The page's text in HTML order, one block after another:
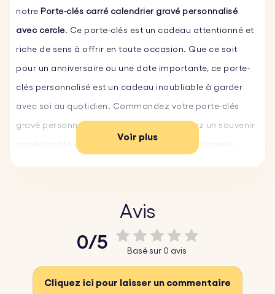
notre Porte-clés carré calendrier gravé personnalisé
avec cercle. Ce porte-clés est un cadeau attentionné et
riche de sens à offrir en toute occasion. Que ce soit
pour un anniversaire ou une date importante, ce porte-
clés personnalisé est un cadeau inoubliable à garder
avec soi au quotidien. Commandez votre porte-clés
gravé personnalisé dès aujourd'hui et offrez un souvenir
impérissable qui célébrera une date exceptionnelle.
clés avec un calendrier gravé avec soin pour marquer
une date importante. Idéal pour les anniversaires, ou
♥ Message gravé : Ajoutez un court message, un nom ou
Voir plus
Avis
0/5 Basé sur 0 avis
Cliquez ici pour laisser un commentaire